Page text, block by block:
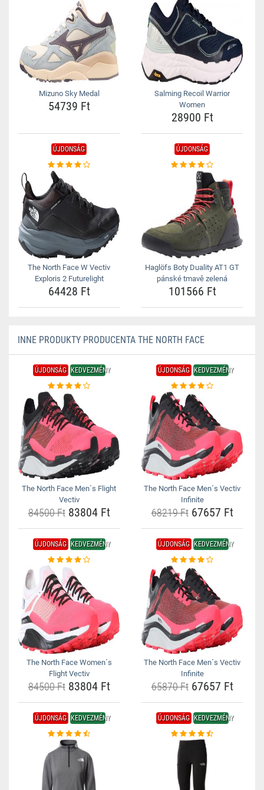
Mizuno Sky Medal
54739 Ft
Salming Recoil Warrior
Women
28900 Ft
ÚJDONSÁG
The North Face W Vectiv
Exploris 2 Futurelight
64428 Ft
ÚJDONSÁG
Haglöfs Boty Duality AT1 GT
pánské tmavě zelená
101566 Ft
INNE PRODUKTY PRODUCENTA THE NORTH FACE
ÚJDONSÁG KEDVEZMÉNY
The North Face Men´s Flight
Vectiv
84500 Ft83804 Ft
ÚJDONSÁG KEDVEZMÉNY
The North Face Men´s Vectiv
Infinite
68219 Ft67657 Ft
ÚJDONSÁG KEDVEZMÉNY
The North Face Women´s
Flight Vectiv
84500 Ft83804 Ft
ÚJDONSÁG KEDVEZMÉNY
The North Face Men´s Vectiv
Infinite
65870 Ft67657 Ft
ÚJDONSÁG KEDVEZMÉNY ÚJDONSÁG KEDVEZMÉNY